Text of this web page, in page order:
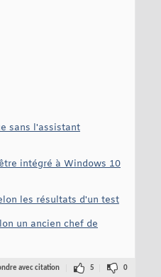
sans l'assistant
intégré à Windows 10
les résultats d'un test
un ancien chef de
avec citation 5 0